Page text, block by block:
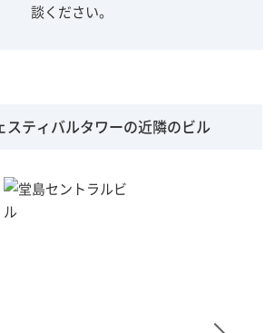
談ください。
スティバルタワーの近隣のビル